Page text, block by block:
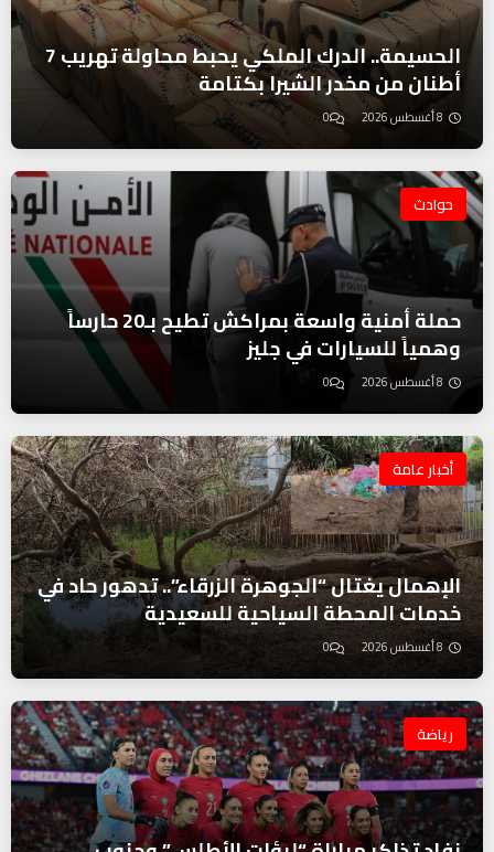
الحسيمة.. الدرك الملكي يحبط محاولة تهريب 7
أطنان من مخدر الشيرا بكتامة
8 أغسطس 2026 0
حوادث
حملة أمنية واسعة بمراكش تطيح بـ20 حارساً
وهمياً للسيارات في جليز
8 أغسطس 2026 0
أخبار عامة
الإهمال يغتال “الجوهرة الزرقاء”.. تدهور حاد في
خدمات المحطة السياحية للسعيدية
8 أغسطس 2026 0
رياضة